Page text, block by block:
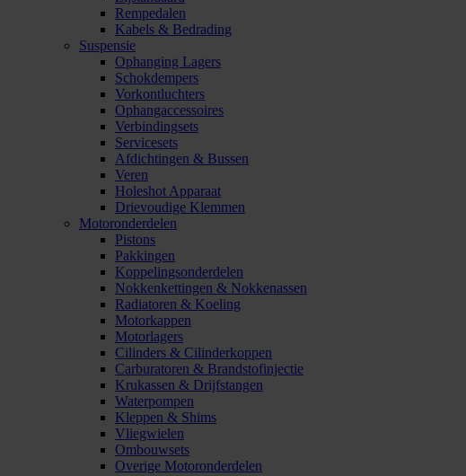
Rempedalen
Kabels & Bedrading
Suspensie
Ophanging Lagers
Schokdempers
Vorkontluchters
Ophangaccessoires
Verbindingsets
Servicesets
Afdichtingen & Bussen
Veren
Holeshot Apparaat
Drievoudige Klemmen
Motoronderdelen
Pistons
Pakkingen
Koppelingsonderdelen
Nokkenkettingen & Nokkenassen
Radiatoren & Koeling
Motorkappen
Motorlagers
Cilinders & Cilinderkoppen
Carburatoren & Brandstofinjectie
Krukassen & Drijfstangen
Waterpompen
Kleppen & Shims
Vliegwielen
Ombouwsets
Overige Motoronderdelen